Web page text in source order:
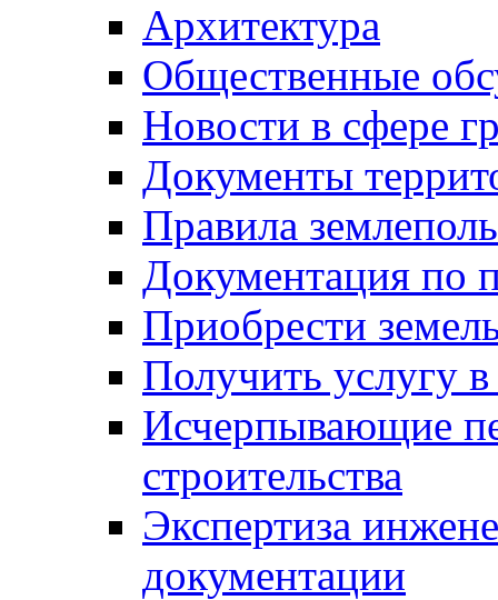
Архитектура
Общественные
Новости в сфере
Документы
Правила
Документация по
Приобрести
Получить услугу в
Исчерпывающие
строительства
Экспертиза
документации